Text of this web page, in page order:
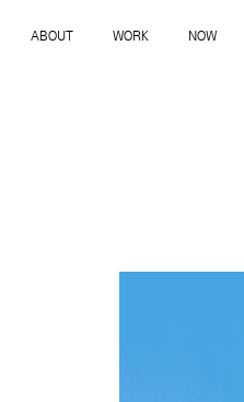
ABOUT WORK NOW